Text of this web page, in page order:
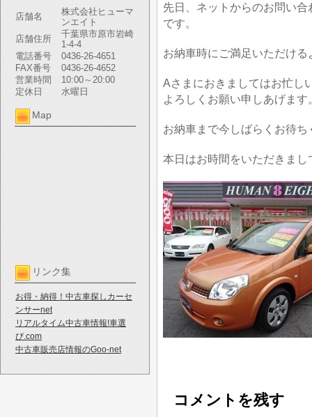
店舗名
株式会社ヒューマ
ンエイト
店舗住所
千葉県市原市岩崎
1-4-4
電話番号
0436-26-4651
FAX番号
0436-26-4652
営業時間
10:00～20:00
定休日
水曜日
Map
リンク集
お得・納得！中古車探しカーセ
ンサーnet
リアルタイム中古車情報!車選
び.com
中古車販売店情報のGoo-net
先日、ネットからのお問い
です。
お納車時にご満足いただけ
Aさまにおきましてはお忙し
よろしくお願い申しあげます
お納車まで今しばらくお待ち
本日はお時間をいただきま
コメントを残す